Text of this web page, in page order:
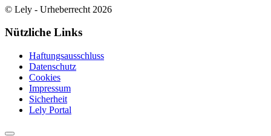
© Lely - Urheberrecht 2026
Nützliche Links
Haftungsausschluss
Datenschutz
Cookies
Impressum
Sicherheit
Lely Portal